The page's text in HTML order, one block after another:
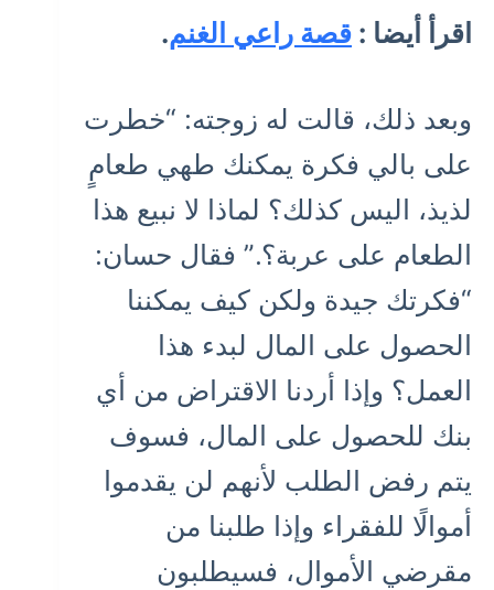
اقرأ أيضا : قصة راعي الغنم.
وبعد ذلك، قالت له زوجته: “خطرت
على بالي فكرة يمكنك طهي طعامٍ
لذيذ، اليس كذلك؟ لماذا لا نبيع هذا
الطعام على عربة؟.” فقال حسان:
“فكرتك جيدة ولكن كيف يمكننا
الحصول على المال لبدء هذا
العمل؟ وإذا أردنا الاقتراض من أي
بنك للحصول على المال، فسوف
يتم رفض الطلب لأنهم لن يقدموا
أموالًا للفقراء وإذا طلبنا من
مقرضي الأموال، فسيطلبون